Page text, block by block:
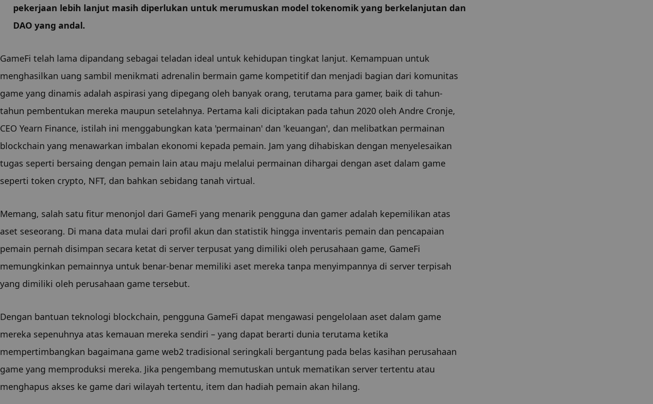
pekerjaan lebih lanjut masih diperlukan untuk merumuskan model tokenomik yang berkelanjutan dan
DAO yang andal.
GameFi telah lama dipandang sebagai teladan ideal untuk kehidupan tingkat lanjut. Kemampuan untuk
menghasilkan uang sambil menikmati adrenalin bermain game kompetitif dan menjadi bagian dari komunitas
game yang dinamis adalah aspirasi yang dipegang oleh banyak orang, terutama para gamer, baik di tahun-
tahun pembentukan mereka maupun setelahnya. Pertama kali diciptakan pada tahun 2020 oleh Andre Cronje,
CEO Yearn Finance, istilah ini menggabungkan kata 'permainan' dan 'keuangan', dan melibatkan permainan
blockchain yang menawarkan imbalan ekonomi kepada pemain. Jam yang dihabiskan dengan menyelesaikan
tugas seperti bersaing dengan pemain lain atau maju melalui permainan dihargai dengan aset dalam game
seperti token crypto, NFT, dan bahkan sebidang tanah virtual.
Memang, salah satu fitur menonjol dari GameFi yang menarik pengguna dan gamer adalah kepemilikan atas
aset seseorang. Di mana data mulai dari profil akun dan statistik hingga inventaris pemain dan pencapaian
pemain pernah disimpan secara ketat di server terpusat yang dimiliki oleh perusahaan game, GameFi
memungkinkan pemainnya untuk benar-benar memiliki aset mereka tanpa menyimpannya di server terpisah
yang dimiliki oleh perusahaan game tersebut.
Dengan bantuan teknologi blockchain, pengguna GameFi dapat mengawasi pengelolaan aset dalam game
mereka sepenuhnya atas kemauan mereka sendiri – yang dapat berarti dunia terutama ketika
mempertimbangkan bagaimana game web2 tradisional seringkali bergantung pada belas kasihan perusahaan
game yang memproduksi mereka. Jika pengembang memutuskan untuk mematikan server tertentu atau
menghapus akses ke game dari wilayah tertentu, item dan hadiah pemain akan hilang.